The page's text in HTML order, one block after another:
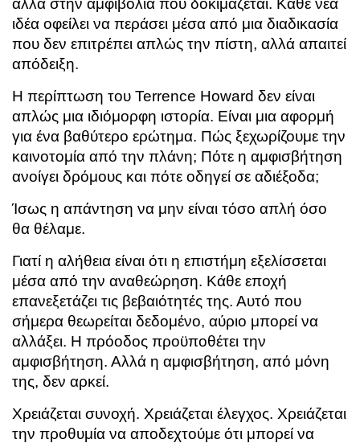
αλλά στην αμφιβολία που δοκιμάζεται. Κάθε νέα
ιδέα οφείλει να περάσει μέσα από μια διαδικασία
που δεν επιτρέπει απλώς την πίστη, αλλά απαιτεί
απόδειξη.
Η περίπτωση του Terrence Howard δεν είναι
απλώς μια ιδιόμορφη ιστορία. Είναι μια αφορμή
για ένα βαθύτερο ερώτημα. Πώς ξεχωρίζουμε την
καινοτομία από την πλάνη; Πότε η αμφισβήτηση
ανοίγει δρόμους και πότε οδηγεί σε αδιέξοδα;
Ίσως η απάντηση να μην είναι τόσο απλή όσο
θα θέλαμε.
Γιατί η αλήθεια είναι ότι η επιστήμη εξελίσσεται
μέσα από την αναθεώρηση. Κάθε εποχή
επανεξετάζει τις βεβαιότητές της. Αυτό που
σήμερα θεωρείται δεδομένο, αύριο μπορεί να
αλλάξει. Η πρόοδος προϋποθέτει την
αμφισβήτηση. Αλλά η αμφισβήτηση, από μόνη
της, δεν αρκεί.
Χρειάζεται συνοχή. Χρειάζεται έλεγχος. Χρειάζεται
την προθυμία να αποδεχτούμε ότι μπορεί να